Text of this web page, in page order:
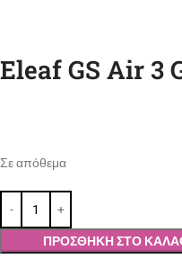
Eleaf GS Air 3
Σε απόθεμα
ΠΡΟΣΘΉΚΗ ΣΤΟ